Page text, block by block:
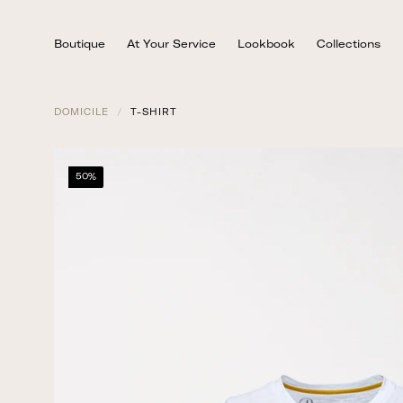
Boutique At Your Service Lookbook Collections
DOMICILE / T-SHIRT
50%